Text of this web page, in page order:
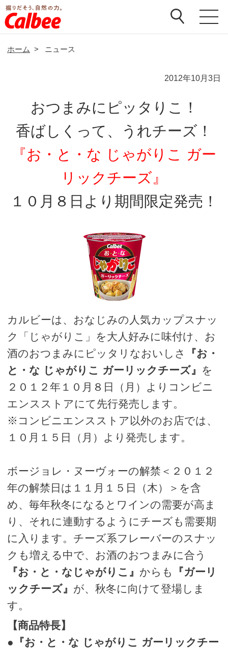
ホーム > ニュース
2012年10月3日
おつまみにピッタりこ！
香ばしくって、うれチーズ！
『お・と・な じゃがりこ ガー
リックチーズ』
１０月８日より期間限定発売！
カルビーは、おなじみの人気カップスナッ
ク「じゃがりこ」を大人好みに味付け、お
酒のおつまみにピッタリなおいしさ
『お・
と・な じゃがりこ ガーリックチーズ』 を
２０１２年１０月８日（月）よりコンビニ
エンスストアにて先行発売します。
※コンビニエンスストア以外のお店では、
１０月１５日（月）より発売します。
ボージョレ・ヌーヴォーの解禁＜２０１２
年の解禁日は１１月１５日（木）＞を含
め、毎年秋冬になるとワインの需要が高ま
り、それに連動するようにチーズも需要期
に入ります。チーズ系フレーバーのスナッ
クも増える中で、お酒のおつまみに合う
『お・と・なじゃがりこ』 からも
『ガーリ
ックチーズ』 が、秋冬に向けて登場しま
す。
【商品特長】
● 『お・と・な じゃがりこ ガーリックチー